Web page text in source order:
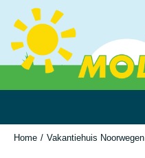
Home Vakantiehuis Noorwegen